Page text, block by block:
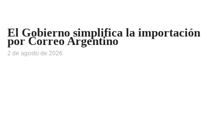
El Gobierno simplifica la importación
por Correo Argentino
2 de agosto de 2026